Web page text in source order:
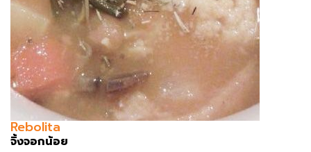
Rebolita
จิ้งจอกน้อย